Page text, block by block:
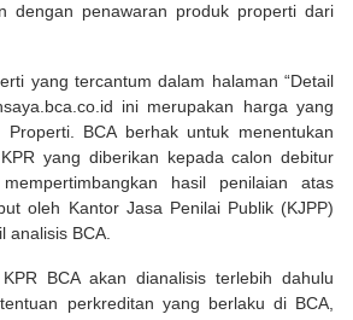
dengan penawaran produk properti dari
yang tercantum dalam halaman “Detail
ini merupakan harga yang
BCA berhak untuk menentukan
yang diberikan kepada calon debitur
hasil penilaian atas
oleh Kantor Jasa Penilai Publik (KJPP)
analisis BCA.
BCA akan dianalisis terlebih dahulu
perkreditan yang berlaku di BCA,